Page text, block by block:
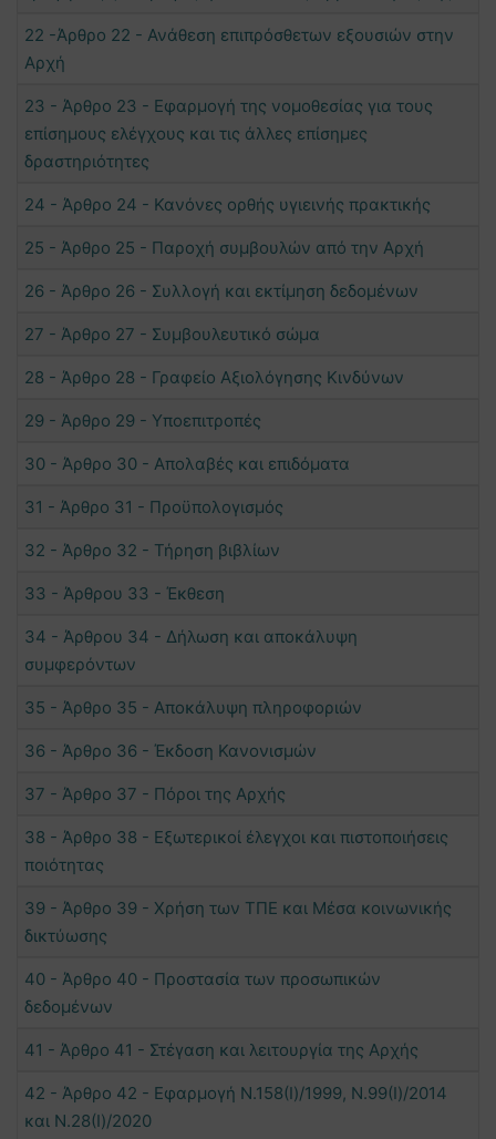
22 -Άρθρο 22 - Ανάθεση επιπρόσθετων εξουσιών στην
Αρχή
23 - Άρθρο 23 - Εφαρμογή της νομοθεσίας για τους
επίσημους ελέγχους και τις άλλες επίσημες
δραστηριότητες
24 - Άρθρο 24 - Κανόνες ορθής υγιεινής πρακτικής
25 - Άρθρο 25 - Παροχή συμβουλών από την Αρχή
26 - Άρθρο 26 - Συλλογή και εκτίμηση δεδομένων
27 - Άρθρο 27 - Συμβουλευτικό σώμα
28 - Άρθρο 28 - Γραφείο Αξιολόγησης Κινδύνων
29 - Άρθρο 29 - Υποεπιτροπές
30 - Άρθρο 30 - Απολαβές και επιδόματα
31 - Άρθρο 31 - Προϋπολογισμός
32 - Άρθρο 32 - Τήρηση βιβλίων
33 - Άρθρου 33 - Έκθεση
34 - Άρθρου 34 - Δήλωση και αποκάλυψη
συμφερόντων
35 - Άρθρο 35 - Αποκάλυψη πληροφοριών
36 - Άρθρο 36 - Έκδοση Κανονισμών
37 - Άρθρο 37 - Πόροι της Αρχής
38 - Άρθρο 38 - Εξωτερικοί έλεγχοι και πιστοποιήσεις
ποιότητας
39 - Άρθρο 39 - Χρήση των ΤΠΕ και Μέσα κοινωνικής
δικτύωσης
40 - Άρθρο 40 - Προστασία των προσωπικών
δεδομένων
41 - Άρθρο 41 - Στέγαση και λειτουργία της Αρχής
42 - Άρθρο 42 - Εφαρμογή Ν.158(I)/1999, Ν.99(I)/2014
και Ν.28(Ι)/2020